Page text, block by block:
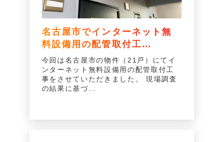
名古屋市でインターネット無
料設備用の配管取付工…
今回は名古屋市の物件（21戸）にてイ
ンターネット無料設備用の配管取付工
事をさせていただきました。 現場調査
の結果に基づ…